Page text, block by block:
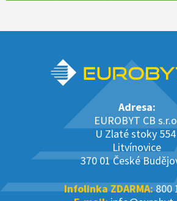
Adresa:
EUROBYT CB
U Zlaté stoky 554
Litvínovice
370 01 České
Infolinka ZDARMA:800